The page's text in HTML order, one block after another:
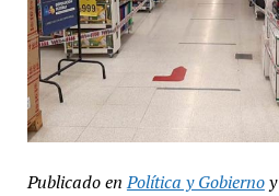
Publicado en Política y Gobiernoy